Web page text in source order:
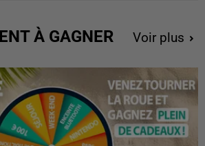
À GAGNER Voir plus